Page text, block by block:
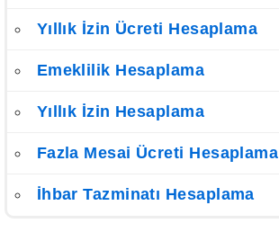
Yıllık İzin Ücreti Hesaplama
Emeklilik Hesaplama
Yıllık İzin Hesaplama
Fazla Mesai Ücreti Hesaplama
İhbar Tazminatı Hesaplama